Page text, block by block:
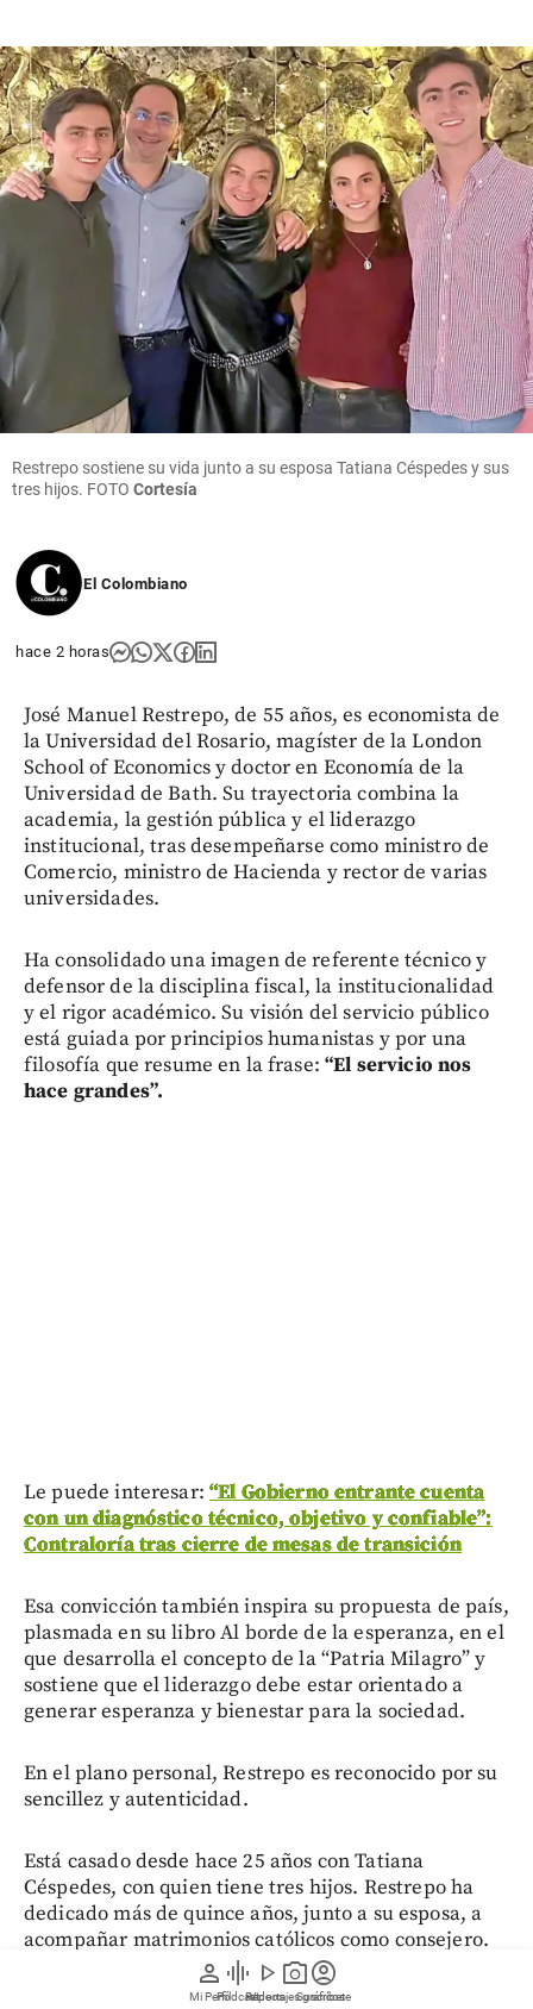
person
Mi Perfil
graphic_eq
Pódcast
play_arrow
Videos
photo_camera
Reportajes gráficos
account_circle
Suscríbete
Restrepo sostiene su vida junto a su esposa Tatiana Céspedes y sus
tres hijos. FOTO Cortesía
El Colombiano
hace 2 horas
José Manuel Restrepo, de 55 años, es economista de
la Universidad del Rosario, magíster de la London
School of Economics y doctor en Economía de la
Universidad de Bath. Su trayectoria combina la
academia, la gestión pública y el liderazgo
institucional, tras desempeñarse como ministro de
Comercio, ministro de Hacienda y rector de varias
universidades.
Ha consolidado una imagen de referente técnico y
defensor de la disciplina fiscal, la institucionalidad
y el rigor académico. Su visión del servicio público
está guiada por principios humanistas y por una
filosofía que resume en la frase:“El servicio nos
hace grandes”.
Le puede interesar: “El Gobierno entrante cuenta
con un diagnóstico técnico, objetivo y confiable”:
Contraloría tras cierre de mesas de transición
Esa convicción también inspira su propuesta de país,
plasmada en su libro Al borde de la esperanza, en el
que desarrolla el concepto de la “Patria Milagro” y
sostiene que el liderazgo debe estar orientado a
generar esperanza y bienestar para la sociedad.
En el plano personal, Restrepo es reconocido por su
sencillez y autenticidad.
Está casado desde hace 25 años con Tatiana
Céspedes, con quien tiene tres hijos. Restrepo ha
dedicado más de quince años, junto a su esposa, a
acompañar matrimonios católicos como consejero.
Su vida pública y privada está guiada por frases
“no hay milagros sin esperanza” y “el que no